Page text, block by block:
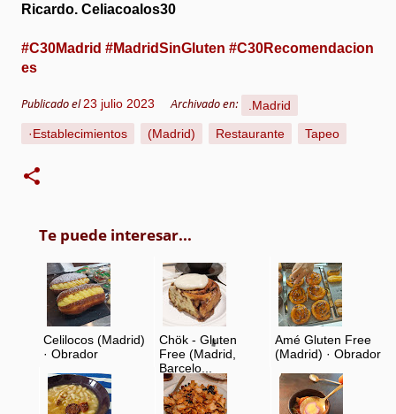
Ricardo. Celiacoalos30
#C30Madrid #MadridSinGluten #C30Recomendacion
es
Publicado el23 julio 2023 Archivado en:
.Madrid
·Establecimientos
(Madrid) Restaurante Tapeo
Te puede interesar...
Celilocos (Madrid)
· Obrador
Chök - Gluten
Free (Madrid,
Barcelo...
Amé Gluten Free
(Madrid) · Obrador